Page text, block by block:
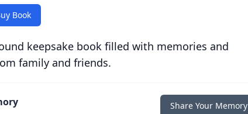
Book
keepsake book filled with memories and
family and friends.
Share Your Memory